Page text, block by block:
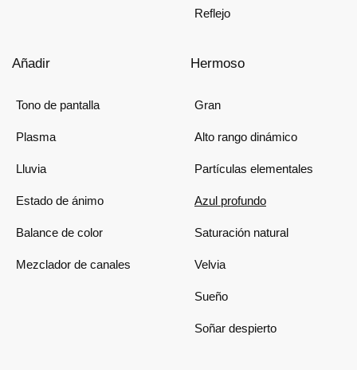
Reflejo
Añadir
Tono de pantalla
Plasma
Lluvia
Estado de ánimo
Balance de color
Mezclador de canales
Hermoso
Gran
Alto rango dinámico
Partículas elementales
Azul profundo
Saturación natural
Velvia
Sueño
Soñar despierto